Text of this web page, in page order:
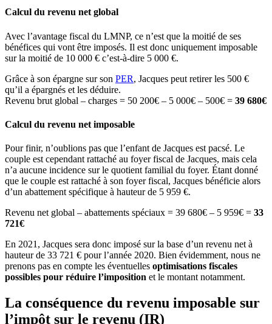
Calcul du revenu net global
Avec l’avantage fiscal du LMNP, ce n’est que la moitié de ses
bénéfices qui vont être imposés. Il est donc uniquement imposable
sur la moitié de 10 000 € c’est-à-dire 5 000 €.
Grâce à son épargne sur son PER, Jacques peut retirer les 500 €
qu’il a épargnés et les déduire.
Revenu brut global – charges = 50 200€ – 5 000€ – 500€ = 39 680€
Calcul du revenu net imposable
Pour finir, n’oublions pas que l’enfant de Jacques est pacsé. Le
couple est cependant rattaché au foyer fiscal de Jacques, mais cela
n’a aucune incidence sur le quotient familial du foyer. Étant donné
que le couple est rattaché à son foyer fiscal, Jacques bénéficie alors
d’un abattement spécifique à hauteur de 5 959 €.
Revenu net global – abattements spéciaux = 39 680€ – 5 959€ = 33
721€
En 2021, Jacques sera donc imposé sur la base d’un revenu net à
hauteur de 33 721 € pour l’année 2020. Bien évidemment, nous ne
prenons pas en compte les éventuelles optimisations fiscales
possibles pour réduire l’imposition et le montant notamment.
La conséquence du revenu imposable sur
l’impôt sur le revenu (IR)